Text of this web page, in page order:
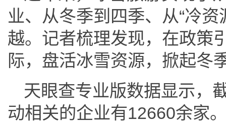
业、从冬季到四季、从“冷资
越。记者梳理发现，在政策
际，盘活冰雪资源，掀起冬
天眼查专业版数据显示，
动相关的企业有12660余家